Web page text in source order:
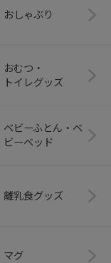
おしゃぶり
おむつ・
トイレグッズ
ベビーふとん・ベ
ビーベッド
離乳食グッズ
マグ